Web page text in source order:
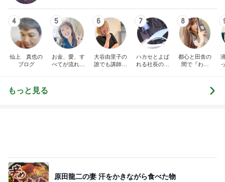
4
仙上 真也の
ブログ
5
お金、愛、す
べてが流れ込
6
大谷由里子の
誰でも講師ブ
7
ハカセとよば
れる社長のブ
8
都心と田舎の
間で『わた
もっと見る
原田龍二の妻 汗をかきながら食べた物